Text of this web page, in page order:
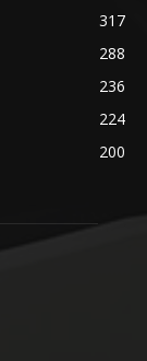
317
288
236
224
200